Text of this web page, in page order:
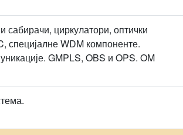
циркулатори, оптички
специјалне WDM компоненте.
GMPLS, OBS и OPS. OM